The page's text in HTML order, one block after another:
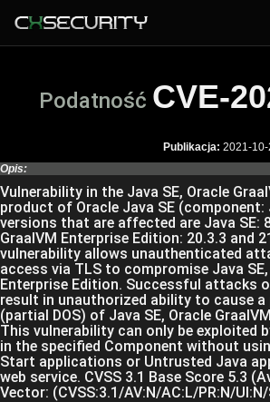
Podatność CVE-
Publikacja: 2021-10-
Opis:
Vulnerability in the Java SE, Oracle
product of Oracle Java SE (component:
versions that are affected are Java SE:
GraalVM Enterprise Edition: 20.3.3 and
vulnerability allows unauthenticated
access via TLS to compromise Java SE,
Enterprise Edition. Successful attacks
result in unauthorized ability to cause
(partial DOS) of Java SE, Oracle
This vulnerability can only be exploited
in the specified Component without
Start applications or Untrusted Java
web service. CVSS 3.1 Base Score 5.3
Vector: (CVSS:3.1/AV:N/AC:L/PR:N/